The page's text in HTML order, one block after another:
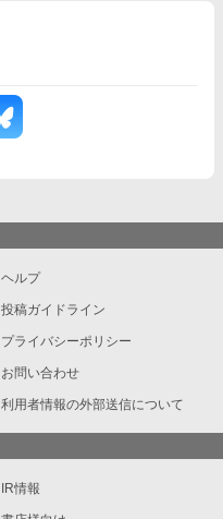
ヘルプ
投稿ガイドライン
プライバシーポリシー
お問い合わせ
利用者情報の外部送信について
IR情報